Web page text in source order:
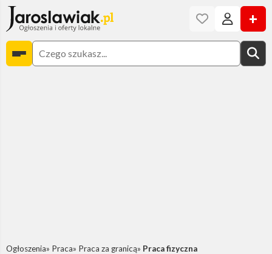
+
Ogłoszenia Praca Praca za granicą Praca fizyczna